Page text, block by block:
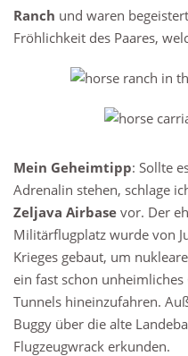
Ranch und waren
Fröhlichkeit des Paares,
Mein Geheimtipp: Sollte
Adrenalin stehen, schlage
Zeljava Airbase vor. Der
Militärflugplatz wurde von
Krieges gebaut, um
ein fast schon
Tunnels hineinzufahren.
Buggy über die alte
Flugzeugwrack erkunden.